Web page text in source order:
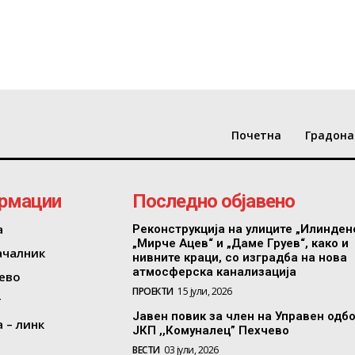
Почетна
– линк
Последно објавено
Реконструкција на улиците
„Мирче Ацев“ и „Даме Груев“, како и
нивните краци, со изградба на нова
атмосферска канализација
ПРОЕКТИ 15 јули, 2026
Јавен повик за член на Управен
ЈКП ,,Комуналец” Пехчево
ВЕСТИ 03 јули, 2026